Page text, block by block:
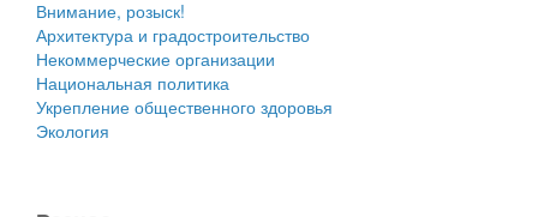
Внимание, розыск!
Архитектура и градостроительство
Некоммерческие организации
Национальная политика
Укрепление общественного здоровья
Экология